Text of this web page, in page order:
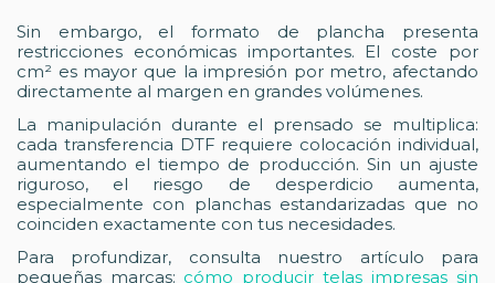
Sin embargo, el formato de plancha presenta
restricciones económicas importantes. El coste por
cm² es mayor que la impresión por metro, afectando
directamente al margen en grandes volúmenes.
La manipulación durante el prensado se multiplica:
cada transferencia DTF requiere colocación individual,
aumentando el tiempo de producción. Sin un ajuste
riguroso, el riesgo de desperdicio aumenta,
especialmente con planchas estandarizadas que no
coinciden exactamente con tus necesidades.
Para profundizar, consulta nuestro artículo para
pequeñas marcas: cómo producir telas impresas sin